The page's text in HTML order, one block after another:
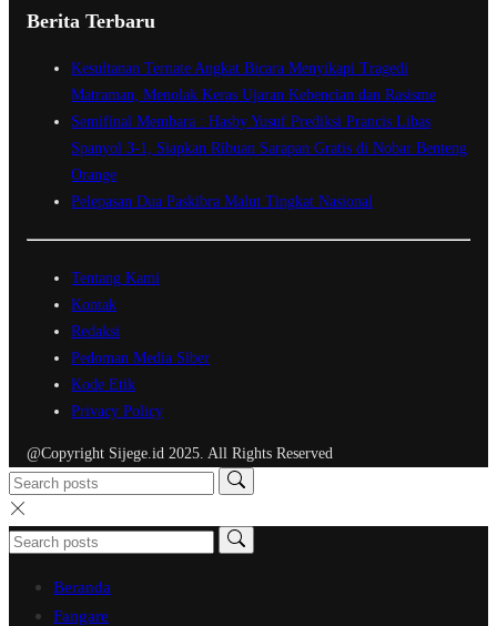
Berita Terbaru
Kesultanan Ternate Angkat Bicara Menyikapi Tragedi
Matraman, Menolak Keras Ujaran Kebencian dan Rasisme
Semifinal Membara : Hasby Yusuf Prediksi Prancis Libas
Spanyol 3-1, Siapkan Ribuan Sarapan Gratis di Nobar Benteng
Orange
Pelepasan Dua Paskibra Malut Tingkat Nasional
Tentang Kami
Kontak
Redaksi
Pedoman Media Siber
Kode Etik
Privacy Policy
@Copyright Sijege.id 2025. All Rights Reserved
Beranda
Fangare